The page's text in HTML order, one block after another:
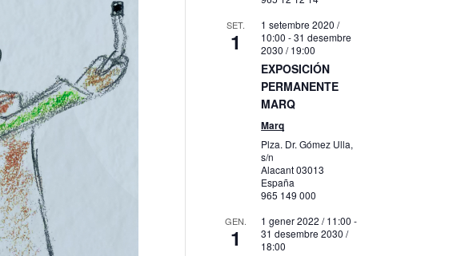
SET.
1
1 setembre 2020 /
10:00 -31 desembre
2030 / 19:00
EXPOSICIÓN
PERMANENTE
MARQ
Marq
Plza. Dr. Gómez Ulla,
s/n
Alacant03013
España
965 149 000
GEN.
1
1 gener 2022 / 11:00 -
31 desembre 2030 /
18:00